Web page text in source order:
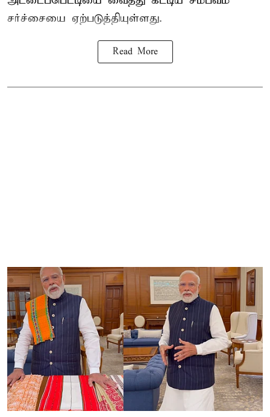
சர்ச்சையை ஏற்படுத்தியுள்ளது.
Read More